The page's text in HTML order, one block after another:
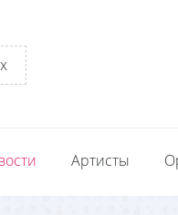
Артисты